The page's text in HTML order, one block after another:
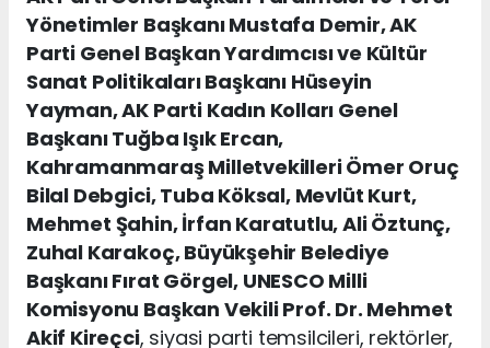
Yönetimler Başkanı Mustafa Demir, AK
Parti Genel Başkan Yardımcısı ve Kültür
Sanat Politikaları Başkanı Hüseyin
Yayman, AK Parti Kadın Kolları Genel
Başkanı Tuğba Işık Ercan,
Kahramanmaraş Milletvekilleri Ömer Oruç
Bilal Debgici, Tuba Köksal, Mevlüt Kurt,
Mehmet Şahin, İrfan Karatutlu, Ali Öztunç,
Zuhal Karakoç, Büyükşehir Belediye
Başkanı Fırat Görgel, UNESCO Milli
Komisyonu Başkan Vekili Prof. Dr. Mehmet
Akif Kireçci, siyasi parti temsilcileri, rektörler,